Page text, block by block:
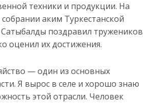
техники и продукции. На
аким Туркестанской
поздравил тружеников
оценил их достижения.
— один из основных
Я вырос в селе и хорошо знаю
этой отрасли. Человек